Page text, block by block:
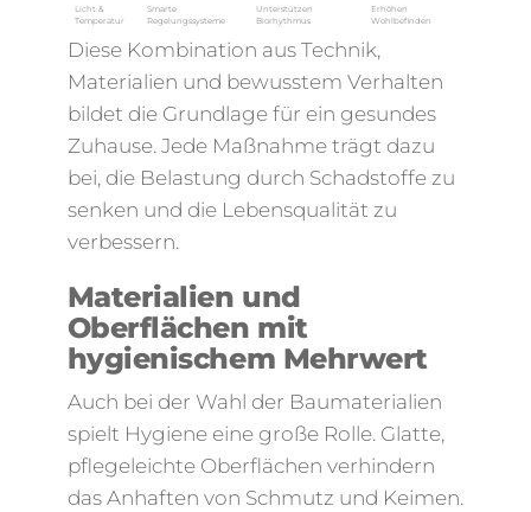
Licht &
Temperatur
Smarte
Regelungssysteme
Unterstützen
Biorhythmus
Erhöhen
Wohlbefinden
Diese Kombination aus Technik,
Materialien und bewusstem Verhalten
bildet die Grundlage für ein gesundes
Zuhause. Jede Maßnahme trägt dazu
bei, die Belastung durch Schadstoffe zu
senken und die Lebensqualität zu
verbessern.
Materialien und
Oberflächen mit
hygienischem Mehrwert
Auch bei der Wahl der Baumaterialien
spielt Hygiene eine große Rolle. Glatte,
pflegeleichte Oberflächen verhindern
das Anhaften von Schmutz und Keimen.